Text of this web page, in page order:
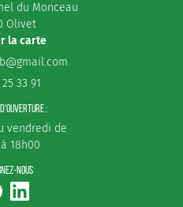
du Monceau
Olivet
la carte
33 91
:
vendredi de
18h00
NOUS